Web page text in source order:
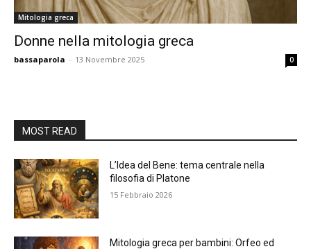
Mitologia greca
Donne nella mitologia greca
bassaparola - 13 Novembre 2025 0
MOST READ
L’Idea del Bene: tema centrale nella
filosofia di Platone
15 Febbraio 2026
Mitologia greca per bambini: Orfeo ed